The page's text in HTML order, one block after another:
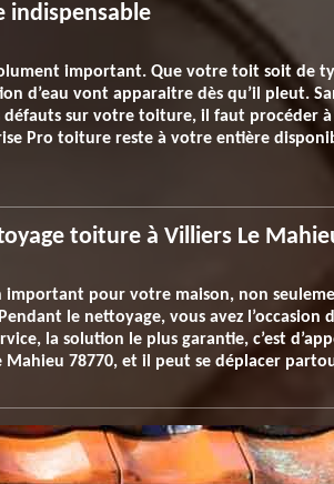
indispensable
important. Que votre toit soit de
d’eau vont apparaitre dès qu’il pleut.
défauts sur votre toiture, il faut
Pro toiture reste à votre entière
toiture à Villiers Le
pour votre maison, non
le nettoyage, vous avez l’occasion
la solution le plus garantie, c’est
Mahieu 78770, et il peut se déplacer